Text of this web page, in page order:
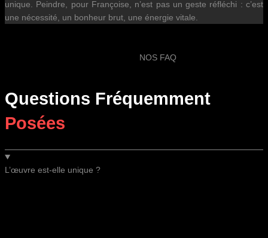
unique. Peindre, pour Françoise, n’est pas un geste réfléchi : c’est
une nécessité, un bonheur brut, une énergie vitale.
NOS FAQ
Questions Fréquemment
Posées
L’œuvre est-elle unique ?